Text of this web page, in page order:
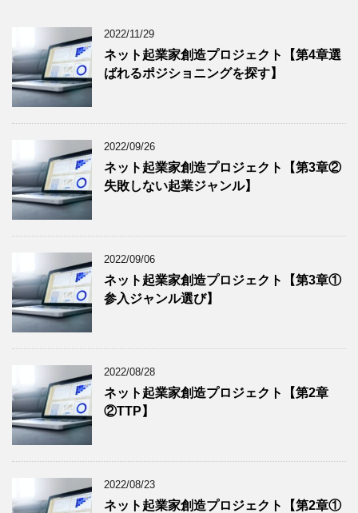
2022/11/29
ネット起業家創造プロジェクト【第4章選
ばれるポジショニングを探す】
2022/09/26
ネット起業家創造プロジェクト【第3章②
失敗しない起業ジャンル】
2022/09/06
ネット起業家創造プロジェクト【第3章①
参入ジャンル選び】
2022/08/28
ネット起業家創造プロジェクト【第2章
②TTP】
2022/08/23
ネット起業家創造プロジェクト【第2章①